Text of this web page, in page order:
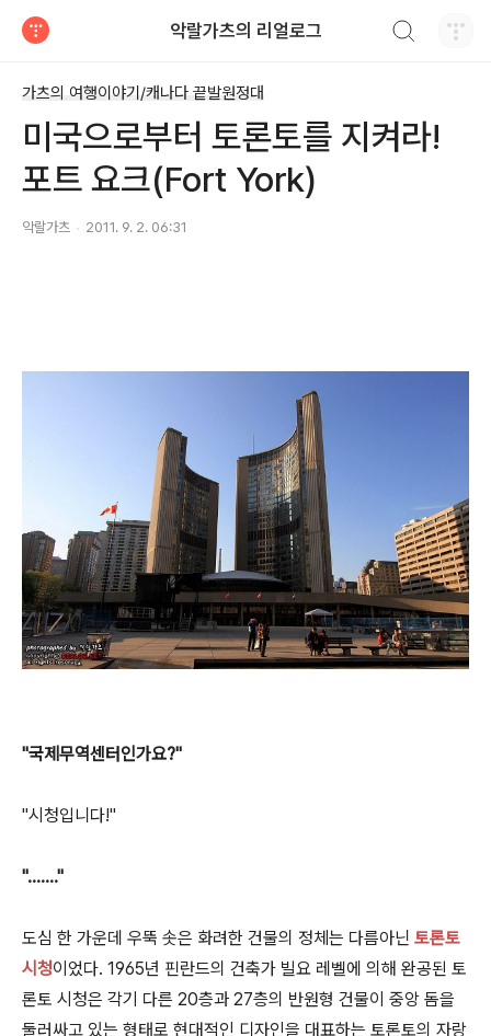
악랄가츠의 리얼로그
가츠의 여행이야기/캐나다 끝발원정대
미국으로부터 토론토를 지켜라!
포트 요크(Fort York)
악랄가츠 2011. 9. 2. 06:31
"국제무역센터인가요?"
"시청입니다!"
"......."
도심 한 가운데 우뚝 솟은 화려한 건물의 정체는 다름아닌 토론토
시청이었다. 1965년 핀란드의 건축가 빌요 레벨에 의해 완공된 토
론토 시청은 각기 다른 20층과 27층의 반원형 건물이 중앙 돔을
둘러싸고 있는 형태로 현대적인 디자인을 대표하는 토론토의 자랑